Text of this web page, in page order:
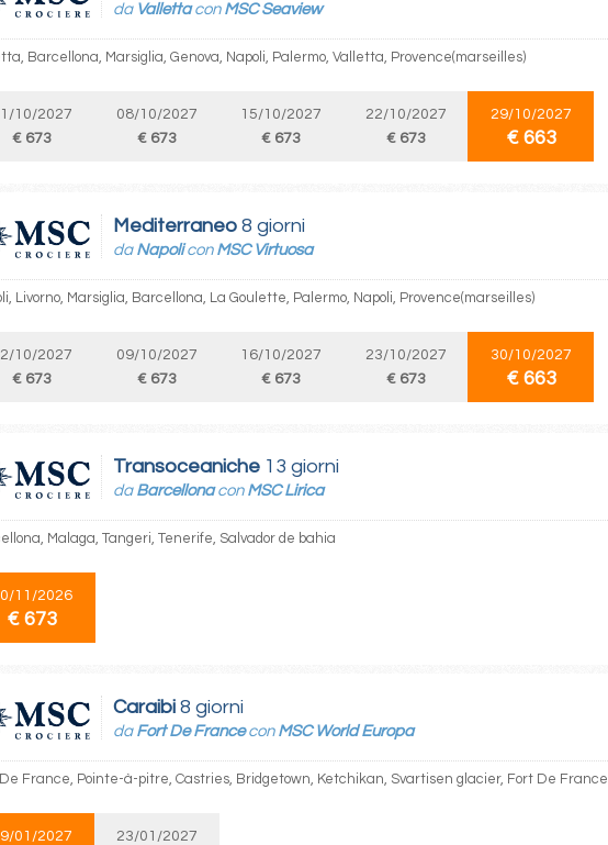
da Vallettacon MSC Seaview
Barcellona, Marsiglia, Genova, Napoli, Palermo, Valletta, Provence(marseilles)
10/2027
€ 673
08/10/2027
€ 673
15/10/2027
€ 673
22/10/2027
€ 673
29/10/2027
€ 663
Mediterraneo 8 giorni
da Napolicon MSC Virtuosa
Livorno, Marsiglia, Barcellona, La Goulette, Palermo, Napoli, Provence(marseilles)
10/2027
€ 673
09/10/2027
€ 673
16/10/2027
€ 673
23/10/2027
€ 673
30/10/2027
€ 663
Transoceaniche 13 giorni
da Barcellonacon MSC Lirica
Malaga, Tangeri, Tenerife, Salvador de bahia
11/2026
€ 673
Caraibi 8 giorni
da Fort De Francecon MSC World Europa
France, Pointe-à-pitre, Castries, Bridgetown, Ketchikan, Svartisen glacier, Fort De France
01/2027
23/01/2027